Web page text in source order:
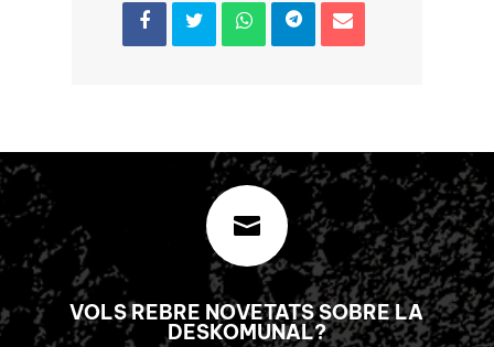

VOLS REBRE NOVETATS SOBRE LA
DESKOMUNAL?